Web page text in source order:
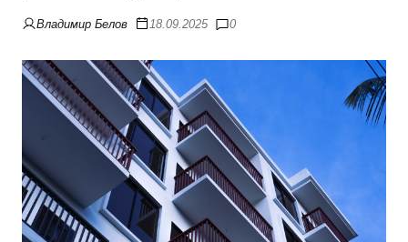
Владимир Белов 18.09.2025 0